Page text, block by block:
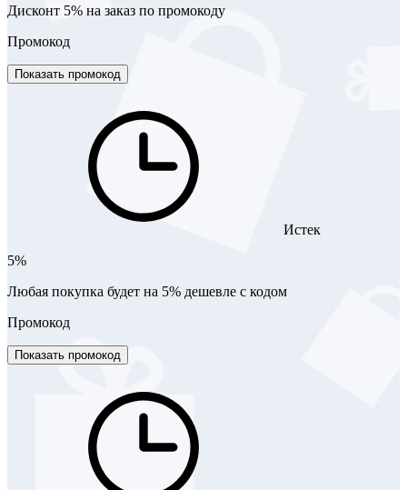
Дисконт 5% на заказ по промокоду
Промокод
Показать промокод
Истек
5%
Любая покупка будет на 5% дешевле с кодом
Промокод
Показать промокод